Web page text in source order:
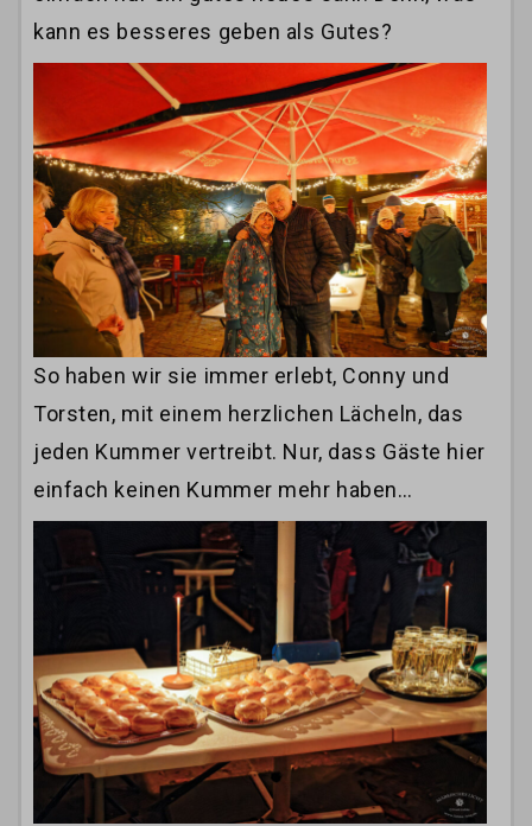
kann es besseres geben als Gutes?
So haben wir sie immer erlebt, Conny und
Torsten, mit einem herzlichen Lächeln, das
jeden Kummer vertreibt. Nur, dass Gäste hier
einfach keinen Kummer mehr haben…